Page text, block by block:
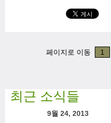
페이지로 이동 1
최근 소식들
9월 24, 2013